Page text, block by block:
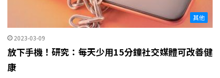
其他
2023-03-09
放下手機！研究：每天少用15分鐘社交媒體可改善健
康